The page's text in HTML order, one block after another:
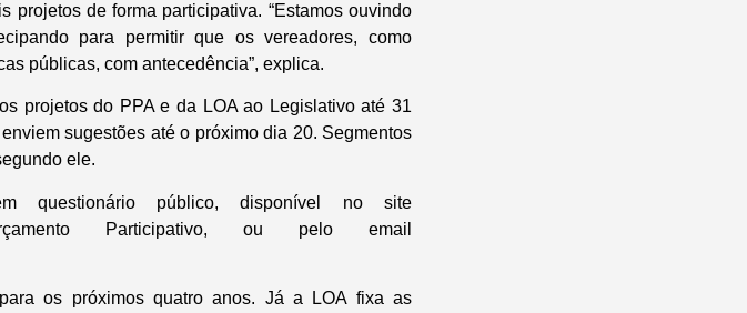
projetos de forma participativa. “Estamos ouvindo
para permitir que os vereadores, como
públicas, com antecedência”, explica.
projetos do PPA e da LOA ao Legislativo até 31
sugestões até o próximo dia 20. Segmentos
ele.
questionário público, disponível no site
Orçamento Participativo, ou pelo email
os próximos quatro anos. Já a LOA fixa as